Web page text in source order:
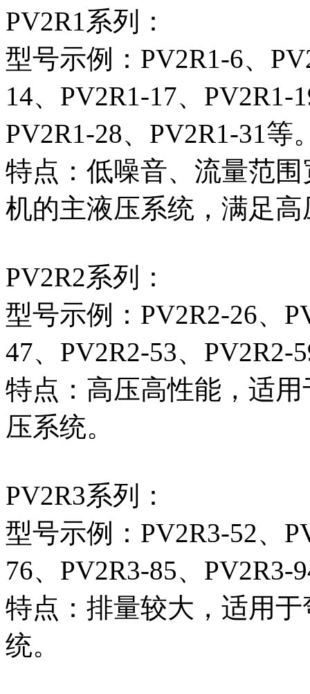
PV2R1系列‌：
型号示例‌：PV2R1-6、
14、PV2R1-17、PV2R1-
PV2R1-28、PV2R1-31等
特点‌：低噪音、流量范
机的主液压系统，满足
PV2R2系列‌：
型号示例‌：PV2R2-26、
47、PV2R2-53、PV2R2-
特点‌：高压高性能，适
压系统。
PV2R3系列‌：
型号示例‌：PV2R3-52、
76、PV2R3-85、PV2R3-
特点‌：排量较大，适用
统。